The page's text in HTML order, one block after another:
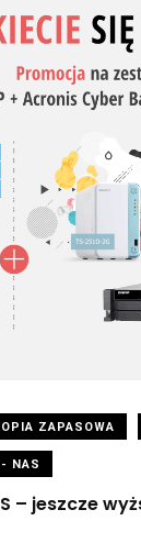
ZAPASOWA
NAS
– jeszcze